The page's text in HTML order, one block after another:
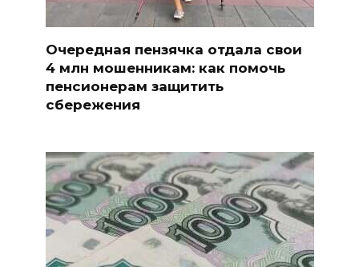
Очередная пензячка отдала свои
4 млн мошенникам: как помочь
пенсионерам защитить
сбережения